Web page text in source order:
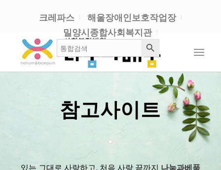
크레파스
해울장애인보호작업장
밀양시종합사회복지관
검 검색 버튼
참고사이트
있는 그대로 사랑하고, 처음 사랑 끝까지 나눔과베품